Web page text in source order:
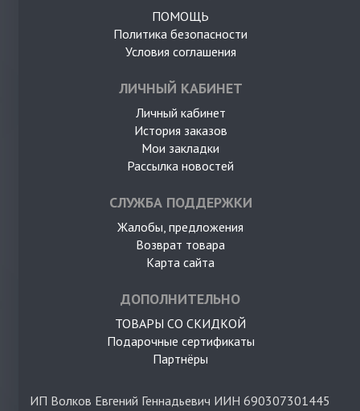
ПОМОЩЬ
Политика безопасности
Условия соглашения
ЛИЧНЫЙ КАБИНЕТ
Личный кабинет
История заказов
Мои закладки
Рассылка новостей
СЛУЖБА ПОДДЕРЖКИ
Жалобы, предложения
Возврат товара
Карта сайта
ДОПОЛНИТЕЛЬНО
ТОВАРЫ СО СКИДКОЙ
Подарочные сертификаты
Партнёры
ИП Волков Евгений Геннадьевич ИИН 690307301445